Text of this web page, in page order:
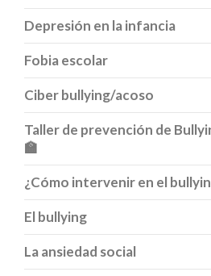
Depresión en la infancia
Fobia escolar
Ciber bullying/acoso
Taller de prevención de
🏫
¿Cómo intervenir en el
El bullying
La ansiedad social